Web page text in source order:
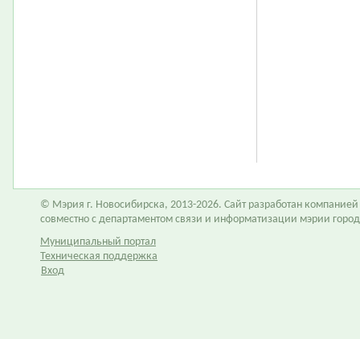
© Мэрия г. Новосибирска, 2013-2026. Сайт разработан компанией
совместно с департаментом связи и информатизации мэрии
Муниципальный портал
Техническая поддержка
Вход